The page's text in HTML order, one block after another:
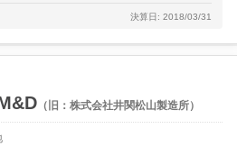
決算日: 2018/03/31
（旧：株式会社井関松山製造所）